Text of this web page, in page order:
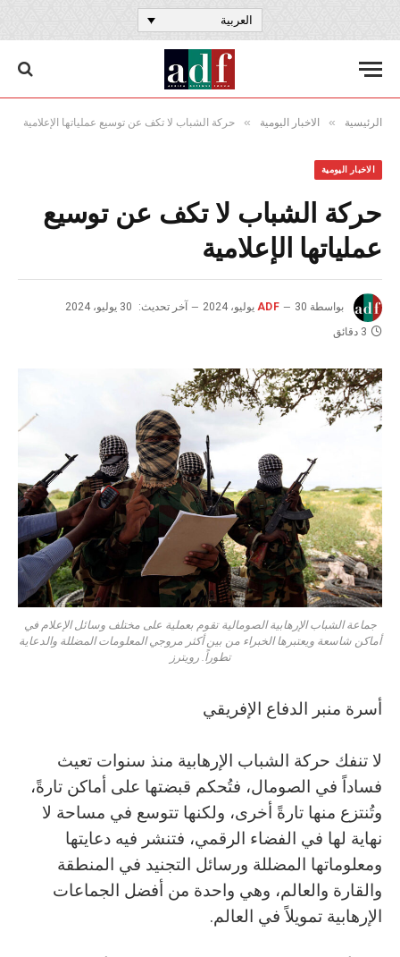
العربية
الرئيسية » الاخبار اليومية » حركة الشباب لا تكف عن توسيع عملياتها الإعلامية
الاخبار اليومية
حركة الشباب لا تكف عن توسيع
عملياتها الإعلامية
بواسطة ADF 30 يوليو، 2024 آخر تحديث:
30 يوليو، 2024
3 دقائق
جماعة الشباب الإرهابية الصومالية تقوم بعملية على مختلف وسائل الإعلام في
أماكن شاسعة ويعتبرها الخبراء من بين أكثر مروجي المعلومات المضللة والدعاية
تطوراً. رويترز
أسرة منبر الدفاع الإفريقي
لا تنفك حركة الشباب الإرهابية منذ سنوات تعيث
فساداً في الصومال، فتُحكم قبضتها على أماكن تارةً،
وتُنتزع منها تارةً أخرى، ولكنها تتوسع في مساحة لا
نهاية لها في الفضاء الرقمي، فتنشر فيه دعايتها
ومعلوماتها المضللة ورسائل التجنيد في المنطقة
والقارة والعالم، وهي واحدة من أفضل الجماعات
الإرهابية تمويلاً في العالم.